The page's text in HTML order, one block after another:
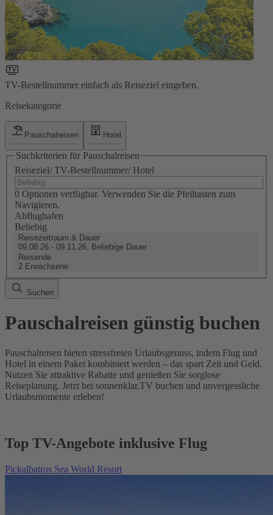
TV-Bestellnummer einfach als Reiseziel eingeben.
Reisekategorie
Pauschalreisen Hotel
Suchkriterien für Pauschalreisen
Reiseziel/ TV-Bestellnummer/ Hotel
0 Optionen verfügbar. Verwenden Sie die Pfeiltasten zum
Navigieren.
Abflughafen
Beliebig
Reisezeitraum & Dauer
09.08.26 - 09.11.26, Beliebige Dauer
Reisende
2 Erwachsene
Suchen
Pauschalreisen günstig buchen
Pauschalreisen bieten stressfreien Urlaubsgenuss, indem Flug und
Hotel in einem Paket kombiniert werden – das spart Zeit und Geld.
Nutzen Sie attraktive Rabatte und genießen Sie sorglose
Reiseplanung. Jetzt bei sonnenklar.TV buchen und unvergessliche
Urlaubsmomente erleben!
Top TV-Angebote inklusive Flug
Pickalbatros Sea World Resort